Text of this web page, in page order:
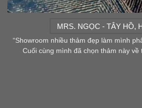
MRS. NGỌC - TÂY HỒ,
“Showroom nhiều thảm đẹp làm mình
Cuối cùng mình đã chọn thảm này về